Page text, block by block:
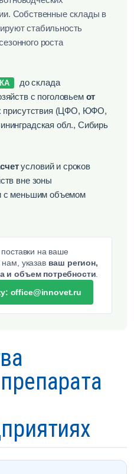
Собственные склады в
стабильность
роста
до склада
с поголовьем от
присутствия (ЦФО, ЮФО,
обл., Сибирь
условий и сроков
вне зоны
с меньшим объемом
на ваше
указав ваш регион,
и объем потребности
office@innovet.ru